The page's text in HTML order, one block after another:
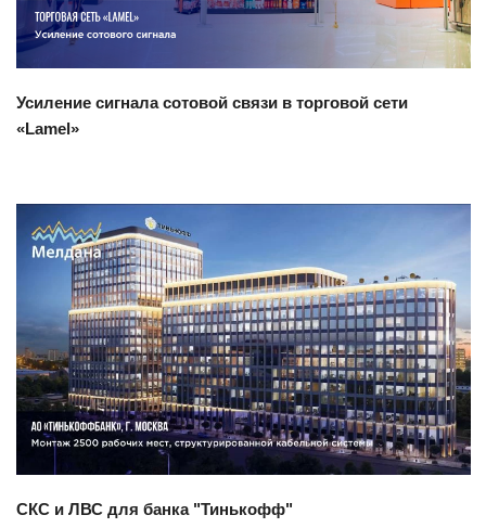
Усиление сигнала сотовой связи в торговой сети
«Lamel»
Смотреть проект
СКС и ЛВС для банка "Тинькофф"